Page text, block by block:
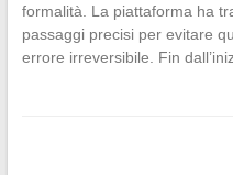
formalità. La piattaforma ha
passaggi precisi per evitare
errore irreversibile. Fin